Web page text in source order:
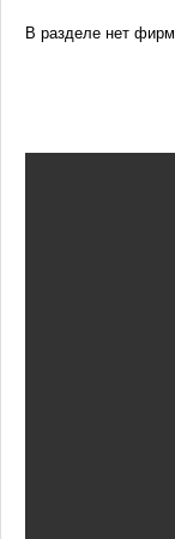
В разделе нет фирм.